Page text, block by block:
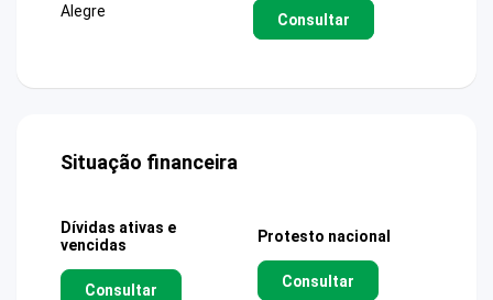
Alegre
Consultar
Situação financeira
Dívidas ativas e
vencidas
Consultar
Protesto nacional
Consultar